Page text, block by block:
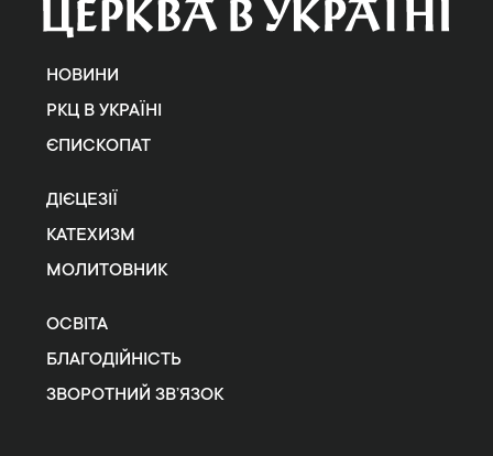
НОВИНИ
РКЦ В УКРАЇНІ
ЄПИСКОПАТ
ДІЄЦЕЗІЇ
КАТЕХИЗМ
МОЛИТОВНИК
ОСВІТА
БЛАГОДІЙНІСТЬ
ЗВОРОТНИЙ ЗВ’ЯЗОК